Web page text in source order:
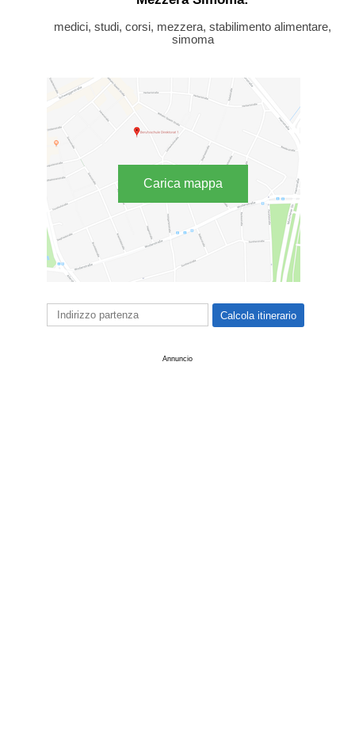
medici, studi, corsi, mezzera, stabilimento alimentare,
simoma
Carica mappa
Annuncio